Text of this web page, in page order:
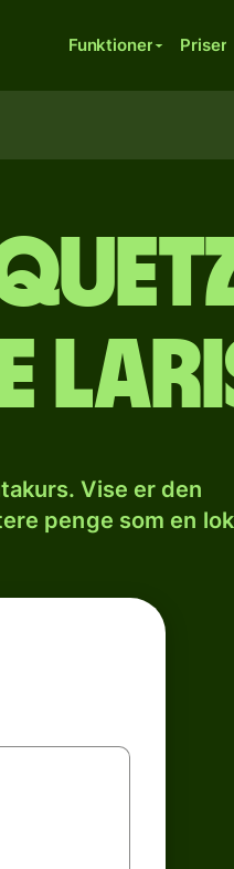
Funktioner Priser
Vise er den
penge som en